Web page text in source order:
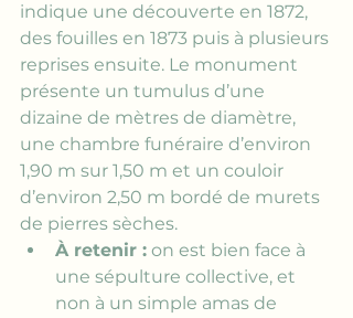
indique une découverte en 1872,
des fouilles en 1873 puis à plusieurs
reprises ensuite. Le monument
présente un tumulus d’une
dizaine de mètres de diamètre,
une chambre funéraire d’environ
1,90 m sur 1,50 m et un couloir
d’environ 2,50 m bordé de murets
de pierres sèches.
À retenir : on est bien face à
une sépulture collective, et
non à un simple amas de